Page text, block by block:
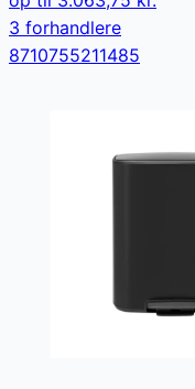
3 forhandlere
8710755211485